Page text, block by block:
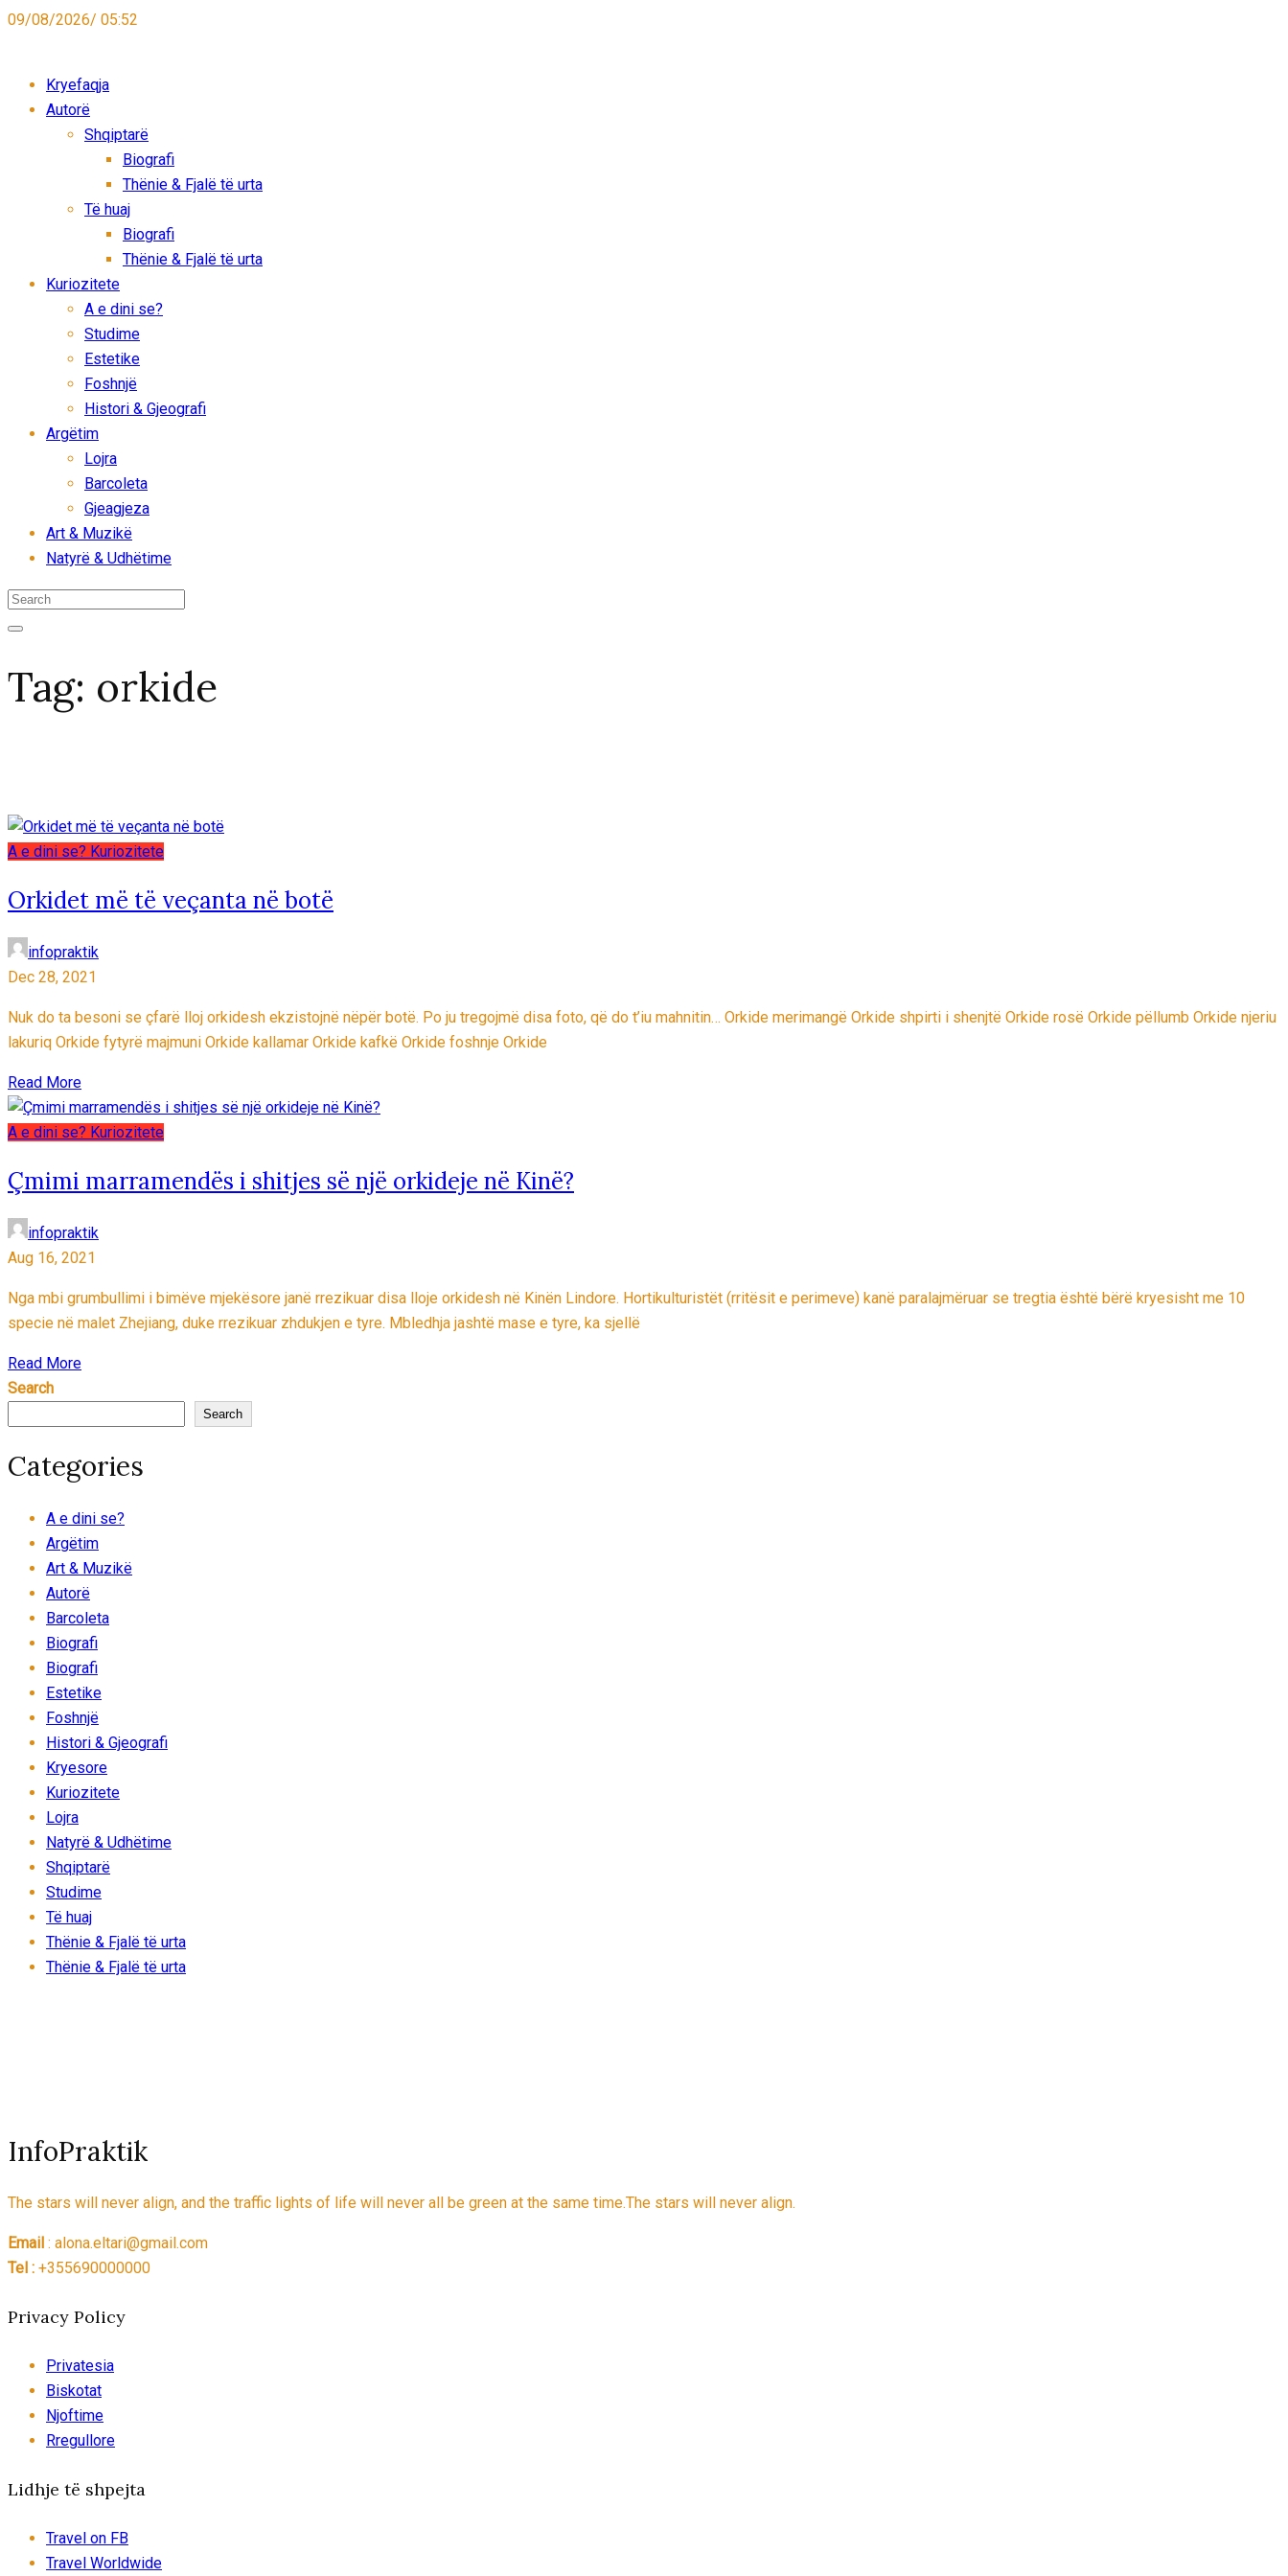
09/08/2026/ 05:52
Kryefaqja
Autorë
Shqiptarë
Biografi
Thënie & Fjalë të urta
Të huaj
Biografi
Thënie & Fjalë të urta
Kuriozitete
A e dini se?
Studime
Estetike
Foshnjë
Histori & Gjeografi
Argëtim
Lojra
Barcoleta
Gjeagjeza
Art & Muzikë
Natyrë & Udhëtime
Tag: orkide
A e dini se? Kuriozitete
Orkidet më të veçanta në botë
infopraktik
Dec 28, 2021
Nuk do ta besoni se çfarë lloj orkidesh ekzistojnë nëpër botë. Po ju tregojmë disa foto, që do t’iu mahnitin… Orkide merimangë Orkide shpirti i shenjtë Orkide rosë Orkide pëllumb Orkide njeriu
lakuriq Orkide fytyrë majmuni Orkide kallamar Orkide kafkë Orkide foshnje Orkide
Read More
A e dini se? Kuriozitete
Çmimi marramendës i shitjes së një orkideje në Kinë?
infopraktik
Aug 16, 2021
Nga mbi grumbullimi i bimëve mjekësore janë rrezikuar disa lloje orkidesh në Kinën Lindore. Hortikulturistët (rritësit e perimeve) kanë paralajmëruar se tregtia është bërë kryesisht me 10
specie në malet Zhejiang, duke rrezikuar zhdukjen e tyre. Mbledhja jashtë mase e tyre, ka sjellë
Read More
Search
Search
Categories
A e dini se?
Argëtim
Art & Muzikë
Autorë
Barcoleta
Biografi
Biografi
Estetike
Foshnjë
Histori & Gjeografi
Kryesore
Kuriozitete
Lojra
Natyrë & Udhëtime
Shqiptarë
Studime
Të huaj
Thënie & Fjalë të urta
Thënie & Fjalë të urta
InfoPraktik
The stars will never align, and the traffic lights of life will never all be green at the same time.The stars will never align.
Email : alona.eltari@gmail.com
Tel : +355690000000
Privacy Policy
Privatesia
Biskotat
Njoftime
Rregullore
Lidhje të shpejta
Travel on FB
Travel Worldwide